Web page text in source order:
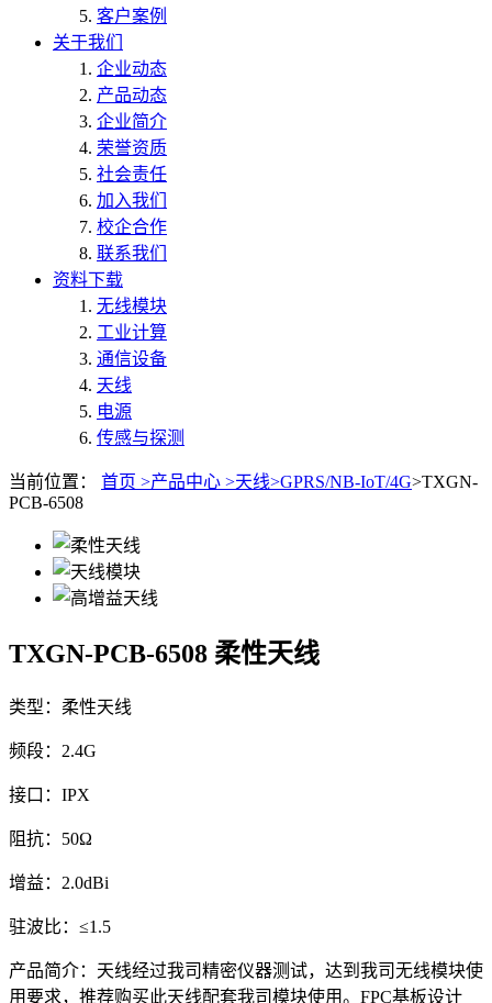
客户案例
关于我们
企业动态
产品动态
企业简介
荣誉资质
社会责任
加入我们
校企合作
联系我们
资料下载
无线模块
工业计算
通信设备
天线
电源
传感与探测
当前位置： 首页 >产品中心 >天线>GPRS/NB-IoT/4G>TXGN-
PCB-6508
TXGN-PCB-6508 柔性天线
类型：柔性天线
频段：2.4G
接口：IPX
阻抗：50Ω
增益：2.0dBi
驻波比：≤1.5
产品简介：天线经过我司精密仪器测试，达到我司无线模块使
用要求，推荐购买此天线配套我司模块使用。FPC基板设计